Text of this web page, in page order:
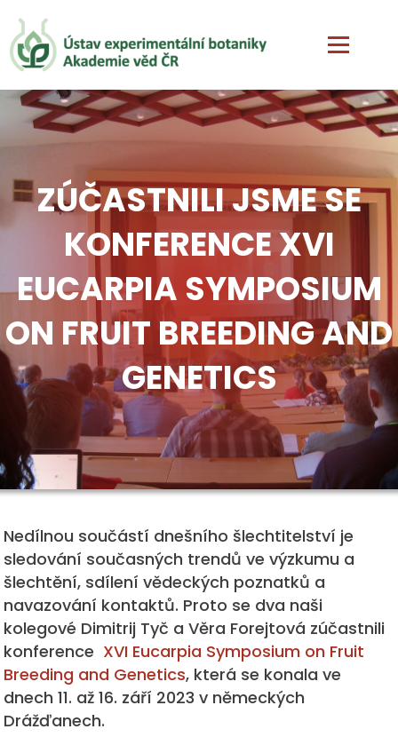
ZÚČASTNILI JSME SE
KONFERENCE XVI
EUCARPIA SYMPOSIUM
ON FRUIT BREEDING AND
GENETICS
Nedílnou součástí dnešního šlechtitelství je
sledování současných trendů ve výzkumu a
šlechtění, sdílení vědeckých poznatků a
navazování kontaktů. Proto se dva naši
kolegové Dimitrij Tyč a Věra Forejtová zúčastnili
konference XVI Eucarpia Symposium on Fruit
Breeding and Genetics, která se konala ve
dnech 11. až 16. září 2023 v německých
Drážďanech.